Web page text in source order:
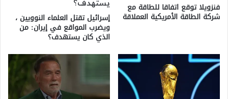
فنزويلا توقع اتفاقا للطاقة مع
شركة الطاقة الأمريكية العملاقة إسرائيل تقتل العلماء النوويين ،
ويضرب المواقع في إيران: من
الذي كان يستهدف؟